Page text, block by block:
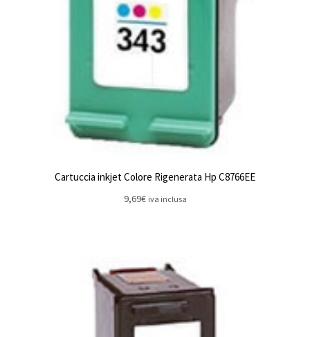
Cartuccia inkjet Colore Rigenerata Hp C8766EE
9,69€ iva inclusa